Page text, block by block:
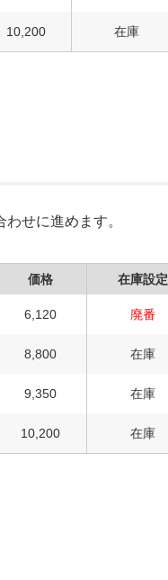
10,200 在庫
せに進めます。
価格 在庫設定
6,120 廃番
8,800 在庫
9,350 在庫
10,200 在庫